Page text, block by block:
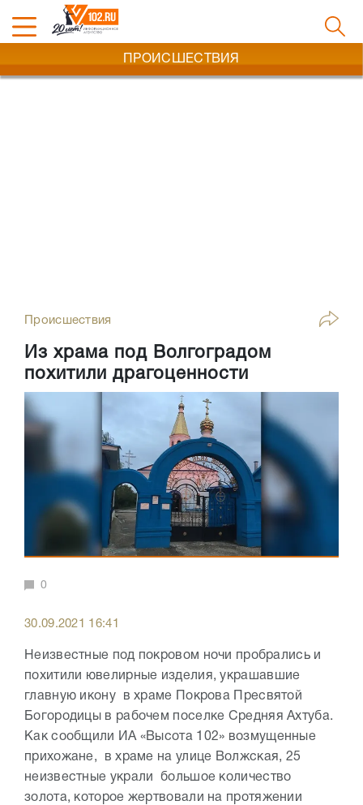
ПРОИСШЕСТВИЯ
Происшествия
Из храма под Волгоградом
похитили драгоценности
0
30.09.2021 16:41
Неизвестные под покровом ночи пробрались и
похитили ювелирные изделия, украшавшие
главную икону в храме Покрова Пресвятой
Богородицы в рабочем поселке Средняя Ахтуба.
Как сообщили ИА «Высота 102» возмущенные
прихожане, в храме на улице Волжская, 25
неизвестные украли большое количество
золота, которое жертвовали на протяжении